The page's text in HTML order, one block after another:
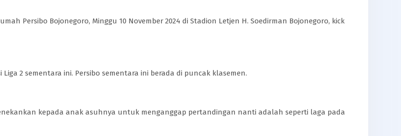
Persibo Bojonegoro, Minggu 10 November 2024 di Stadion Letjen H. Soedirman Bojonegoro, kick
2 sementara ini. Persibo sementara ini berada di puncak klasemen.
kepada anak asuhnya untuk menganggap pertandingan nanti adalah seperti laga pada